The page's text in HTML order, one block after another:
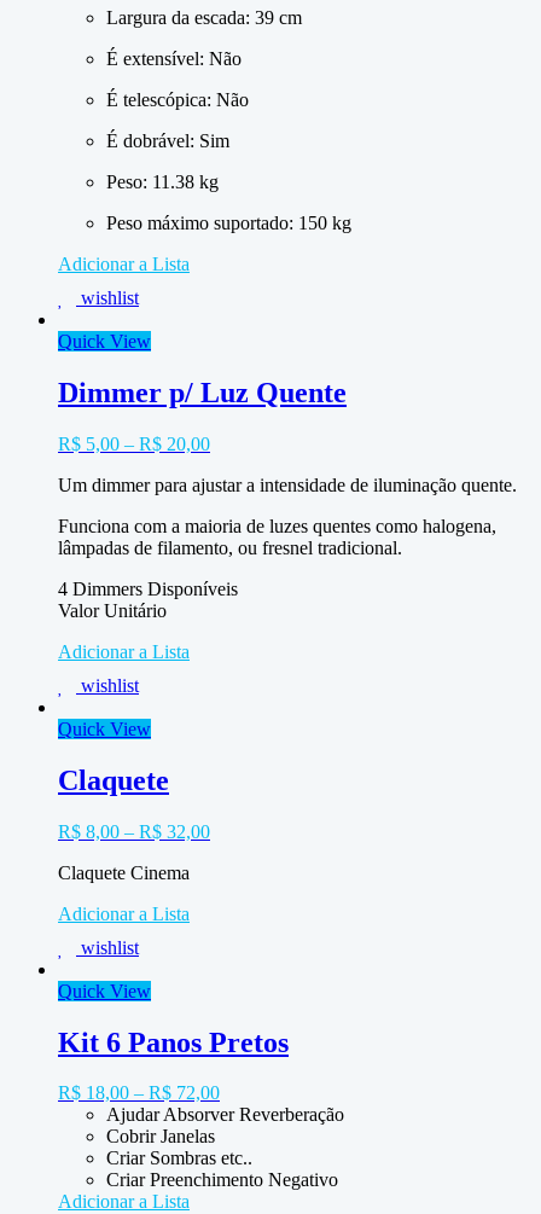
Largura da escada: 39 cm
É extensível: Não
É telescópica: Não
É dobrável: Sim
Peso: 11.38 kg
Peso máximo suportado: 150 kg
Adicionar a Lista
wishlist
Quick View
Dimmer p/ Luz Quente
R$ 5,00 – R$ 20,00
Um dimmer para ajustar a intensidade de iluminação quente.
Funciona com a maioria de luzes quentes como halogena,
lâmpadas de filamento, ou fresnel tradicional.
4 Dimmers Disponíveis
Valor Unitário
Adicionar a Lista
wishlist
Quick View
Claquete
R$ 8,00 – R$ 32,00
Claquete Cinema
Adicionar a Lista
wishlist
Quick View
Kit 6 Panos Pretos
R$ 18,00 – R$ 72,00
Ajudar Absorver Reverberação
Cobrir Janelas
Criar Sombras etc..
Criar Preenchimento Negativo
Adicionar a Lista